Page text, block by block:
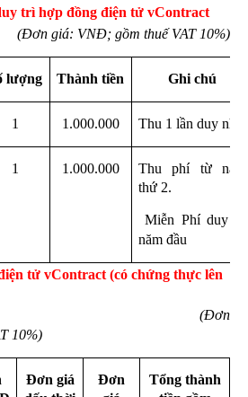
trì hợp đồng điện tử vContract
(Đơn giá: VNĐ; gồm thuế VAT 10%)
lượng Thành tiền Ghi chú
1 1.000.000 Thu 1 lần duy nhất
1 1.000.000
Thu phí từ năm
thứ 2.
Miễn Phí duy trì
năm đầu
tử vContract (có chứng thực lên
(Đơn
10%)
Đơn giá
Đơn
Tổng thành